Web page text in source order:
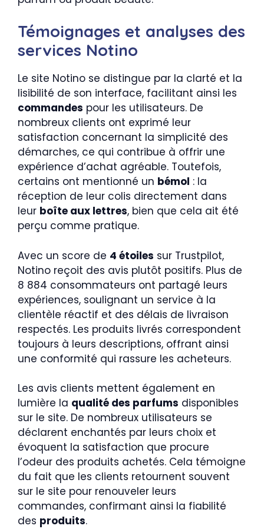
Témoignages et analyses des
services Notino
Le site Notino se distingue par la clarté et la
lisibilité de son interface, facilitant ainsi les
commandes pour les utilisateurs. De
nombreux clients ont exprimé leur
satisfaction concernant la simplicité des
démarches, ce qui contribue à offrir une
expérience d’achat agréable. Toutefois,
certains ont mentionné un bémol : la
réception de leur colis directement dans
leur boîte aux lettres, bien que cela ait été
perçu comme pratique.
Avec un score de 4 étoiles sur Trustpilot,
Notino reçoit des avis plutôt positifs. Plus de
8 884 consommateurs ont partagé leurs
expériences, soulignant un service à la
clientèle réactif et des délais de livraison
respectés. Les produits livrés correspondent
toujours à leurs descriptions, offrant ainsi
une conformité qui rassure les acheteurs.
Les avis clients mettent également en
lumière la qualité des parfums disponibles
sur le site. De nombreux utilisateurs se
déclarent enchantés par leurs choix et
évoquent la satisfaction que procure
l’odeur des produits achetés. Cela témoigne
du fait que les clients retournent souvent
sur le site pour renouveler leurs
commandes, confirmant ainsi la fiabilité
des produits.